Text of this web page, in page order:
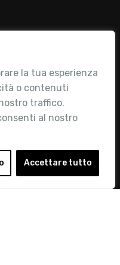
la tua esperienza
o contenuti
traffico.
al nostro
Accettare tutto